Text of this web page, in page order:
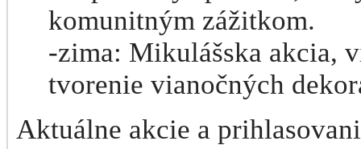
komunitným zážitkom.
-zima: Mikulášska akcia,
tvorenie vianočných
Aktuálne akcie a